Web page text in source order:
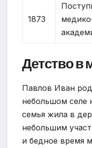
1873
Детство в
Павлов Иван
небольшом селе
семья жила в
небольшим
и бедное время